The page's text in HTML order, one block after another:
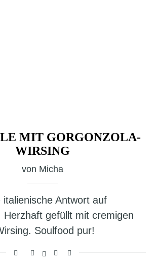
MIT GORGONZOLA-
WIRSING
von Micha
italienische Antwort auf
Herzhaft gefüllt mit cremigen
Soulfood pur!